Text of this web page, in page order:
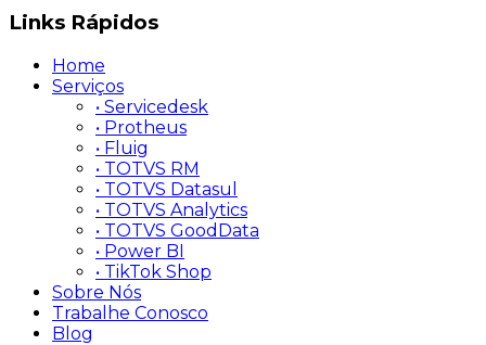
Links Rápidos
Home
Serviços
• Servicedesk
• Protheus
• Fluig
• TOTVS RM
• TOTVS Datasul
• TOTVS Analytics
• TOTVS GoodData
• Power BI
• TikTok Shop
Sobre Nós
Trabalhe Conosco
Blog